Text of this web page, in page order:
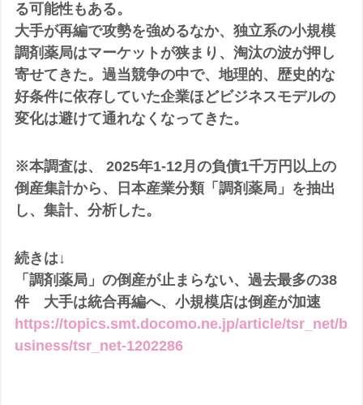
る可能性もある。
大手が再編で攻勢を強めるなか、独立系の小規模
調剤薬局はマーケットが狭まり、淘汰の波が押し
寄せてきた。過当競争の中で、地理的、歴史的な
好条件に依存していた企業ほどビジネスモデルの
変化は避けて通れなくなってきた。
※本調査は、 2025年1-12月の負債1千万円以上の
倒産集計から、日本産業分類「調剤薬局」を抽出
し、集計、分析した。
続きは↓
「調剤薬局」の倒産が止まらない、過去最多の38
件 大手は統合再編へ、小規模店は倒産が加速
https://topics.smt.docomo.ne.jp/article/tsr_net/b
usiness/tsr_net-1202286